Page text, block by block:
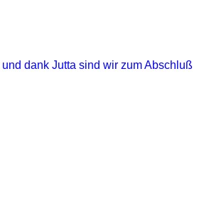
und dank Jutta sind wir zum Abschluß